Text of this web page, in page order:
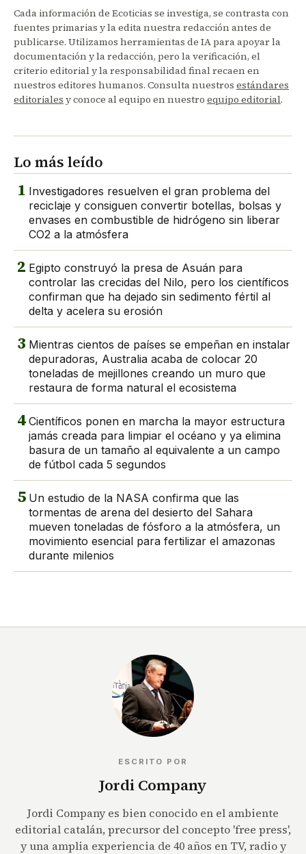
Cada información de Ecoticias se investiga, se contrasta con
fuentes primarias y la edita nuestra redacción antes de
publicarse. Utilizamos herramientas de IA para apoyar la
documentación y la redacción, pero la verificación, el
criterio editorial y la responsabilidad final recaen en
nuestros editores humanos. Consulta nuestros estándares
editoriales y conoce al equipo en nuestro equipo editorial.
Lo más leído
1 Investigadores resuelven el gran problema del
reciclaje y consiguen convertir botellas, bolsas y
envases en combustible de hidrógeno sin liberar
CO2 a la atmósfera
2 Egipto construyó la presa de Asuán para
controlar las crecidas del Nilo, pero los científicos
confirman que ha dejado sin sedimento fértil al
delta y acelera su erosión
3 Mientras cientos de países se empeñan en instalar
depuradoras, Australia acaba de colocar 20
toneladas de mejillones creando un muro que
restaura de forma natural el ecosistema
4 Científicos ponen en marcha la mayor estructura
jamás creada para limpiar el océano y ya elimina
basura de un tamaño al equivalente a un campo
de fútbol cada 5 segundos
5 Un estudio de la NASA confirma que las
tormentas de arena del desierto del Sahara
mueven toneladas de fósforo a la atmósfera, un
movimiento esencial para fertilizar el amazonas
durante milenios
ESCRITO POR
Jordi Company
Jordi Company es bien conocido en el ambiente
editorial catalán, precursor del concepto 'free press',
y una amplia experiencia de 40 años en TV, radio y